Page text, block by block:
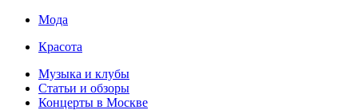
Мода
Красота
Музыка и клубы
Статьи и обзоры
Концерты в Москве